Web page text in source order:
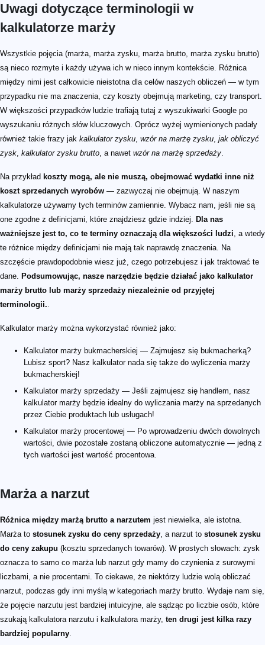
Uwagi dotyczące terminologii w
kalkulatorze marży
Wszystkie pojęcia (marża, marża zysku, marża brutto, marża zysku brutto)
są nieco rozmyte i każdy używa ich w nieco innym kontekście. Różnica
między nimi jest całkowicie nieistotna dla celów naszych obliczeń — w tym
przypadku nie ma znaczenia, czy koszty obejmują marketing, czy transport.
W większości przypadków ludzie trafiają tutaj z wyszukiwarki Google po
wyszukaniu różnych słów kluczowych. Oprócz wyżej wymienionych padały
również takie frazy jak kalkulator zysku wzór na marżę zysku jak obliczyć
zysk kalkulator zysku brutto , a nawet wzór na marżę sprzedaży
Na przykład koszty mogą, ale nie muszą, obejmować wydatki inne niż
koszt sprzedanych wyrobów — zazwyczaj nie obejmują. W naszym
kalkulatorze używamy tych terminów zamiennie. Wybacz nam, jeśli nie są
one zgodne z definicjami, które znajdziesz gdzie indziej.
Dla nas
ważniejsze jest to, co te terminy oznaczają dla większości ludzi , a wtedy
te różnice między definicjami nie mają tak naprawdę znaczenia. Na
szczęście prawdopodobnie wiesz już, czego potrzebujesz i jak traktować te
dane.
Podsumowując, nasze narzędzie będzie działać jako kalkulator
marży brutto lub marży sprzedaży niezależnie od przyjętej
terminologii.
Kalkulator marży można wykorzystać również jako:
Kalkulator marży bukmacherskiej — Zajmujesz się bukmacherką?
Lubisz sport? Nasz kalkulator nada się także do wyliczenia marży
bukmacherskiej!
Kalkulator marży sprzedaży — Jeśli zajmujesz się handlem, nasz
kalkulator marży będzie idealny do wyliczania marży na sprzedanych
przez Ciebie produktach lub usługach!
Kalkulator marży procentowej — Po wprowadzeniu dwóch dowolnych
wartości, dwie pozostałe zostaną obliczone automatycznie — jedną z
tych wartości jest wartość procentowa.
Marża a narzut
Różnica między marżą brutto a narzutem jest niewielka, ale istotna.
Marża to stosunek zysku do ceny sprzedaży , a narzut to stosunek zysku
do ceny zakupu (kosztu sprzedanych towarów). W prostych słowach: zysk
oznacza to samo co marża lub narzut gdy mamy do czynienia z surowymi
liczbami, a nie procentami. To ciekawe, że niektórzy ludzie wolą obliczać
narzut, podczas gdy inni myślą w kategoriach marży brutto. Wydaje nam się,
że pojęcie narzutu jest bardziej intuicyjne, ale sądząc po liczbie osób, które
szukają kalkulatora narzutu i kalkulatora marży, ten drugi jest kilka razy
bardziej popularny